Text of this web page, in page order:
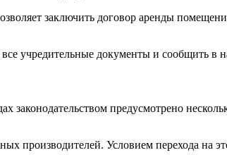
заключить договор аренды
учредительные документы и сообщить в
предусмотрено
производителей. Условием перехода на